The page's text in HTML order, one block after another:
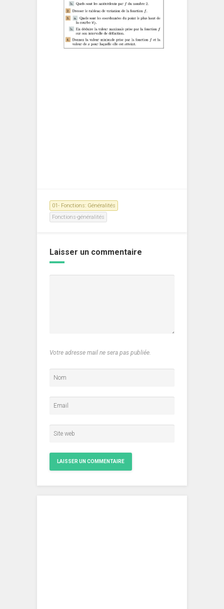
01- Fonctions: Généralités
Fonctions-généralités
Laisser un commentaire
Votre adresse mail ne sera pas publiée.